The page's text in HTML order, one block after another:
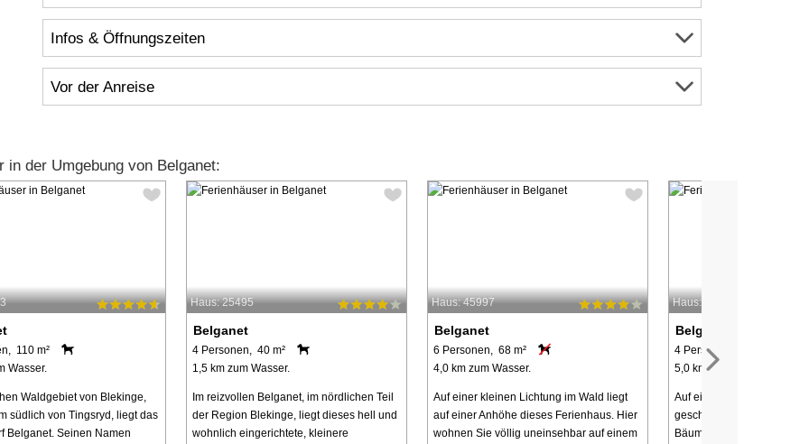
Infos & Öffnungszeiten
Vor der Anreise
in der Umgebung von Belganet:
110 m²
Wasser.
Waldgebiet von Blekinge,
südlich von Tingsryd, liegt das
Belganet. Seinen Namen
Haus: 25495
Belganet
4 Personen, 40 m²
1,5 km zum Wasser.
Im reizvollen Belganet, im nördlichen Teil
der Region Blekinge, liegt dieses hell und
wohnlich eingerichtete, kleinere
Haus: 45997
Belganet
6 Personen, 68 m²
4,0 km zum Wasser.
Auf einer kleinen Lichtung im Wald liegt
auf einer Anhöhe dieses Ferienhaus. Hier
wohnen Sie völlig uneinsehbar auf einem
Haus: 29476
Belganet
4 Personen, 70 m²
5,0 km zum Wasser.
Auf einem
geschützten Grundstück
Bäumen steht dieses